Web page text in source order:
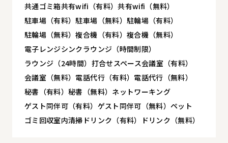
共通ゴミ箱共有wifi（有料）共有wifi（無料）
駐車場（有料）駐車場（無料） 駐輪場（有料）
駐輪場（無料）複合機（有料） 複合機（無料）
電子レンジシンクラウンジ（時間制限）
ラウンジ（24時間） 打合せスペース会議室（有料）
会議室（無料） 電話代行（有料） 電話代行（無料）
秘書（有料）秘書（無料） ネットワーキング
ゲスト同伴可（有料） ゲスト同伴可（無料）ペット
ゴミ回収室内清掃 ドリンク（有料） ドリンク（無料）